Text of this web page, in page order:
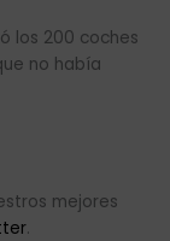
los 200 coches
no había
mejores
.